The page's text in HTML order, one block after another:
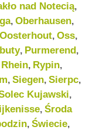
nad Notecią,
, Oberhausen,
Oosterhout, Oss,
, Purmerend,
Rhein, Rypin,
, Siegen, Sierpc,
Kujawski,
, Środa
, Świecie,